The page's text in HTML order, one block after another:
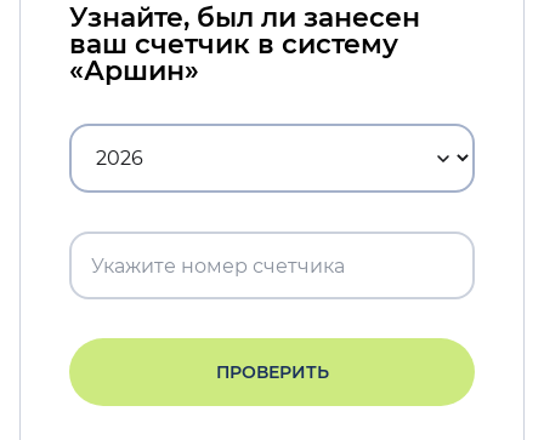
Узнайте, был ли занесен
ваш счетчик в систему
«Аршин»
ПРОВЕРИТЬ